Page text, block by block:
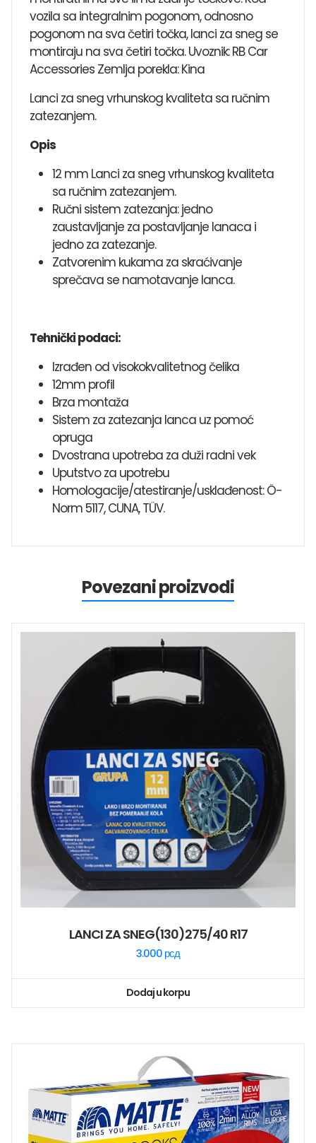
vozila sa integralnim pogonom, odnosno
pogonom na sva četiri točka, lanci za sneg se
montiraju na sva četiri točka. Uvoznik: RB Car
Accessories Zemlja porekla: Kina
Lanci za sneg vrhunskog kvaliteta sa ručnim
zatezanjem.
Opis
12 mm Lanci za sneg vrhunskog kvaliteta
sa ručnim zatezanjem.
Ručni sistem zatezanja: jedno
zaustavljanje za postavljanje lanaca i
jedno za zatezanje.
Zatvorenim kukama za skraćivanje
sprečava se namotavanje lanca.
Tehnički podaci:
Izrađen od visokokvalitetnog čelika
12mm profil
Brza montaža
Sistem za zatezanja lanca uz pomoć
opruga
Dvostrana upotreba za duži radni vek
Uputstvo za upotrebu
Homologacije/atestiranje/usklađenost: Ö-
Norm 5117, CUNA, TÜV.
Povezani proizvodi
LANCI ZA SNEG(130)275/40 R17
3.000 рсд
Dodaj u korpu